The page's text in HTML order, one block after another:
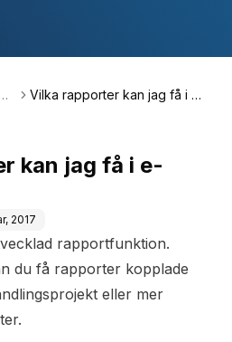
Vilka rapporter kan jag få i e
kan jag få i e-
2017
rapportfunktion.
du få rapporter kopplade
eller mer